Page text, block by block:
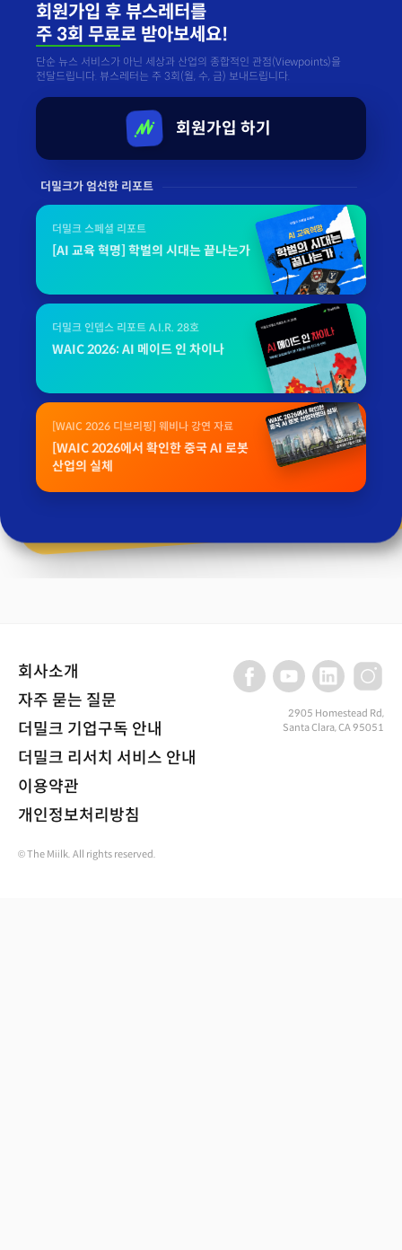
회원가입 후 뷰스레터를
주 3회 무료로 받아보세요!
단순 뉴스 서비스가 아닌 세상과 산업의 종합적인 관점(Viewpoints)을
전달드립니다. 뷰스레터는 주 3회(월, 수, 금) 보내드립니다.
회원가입 하기
더밀크가 엄선한 리포트
더밀크 스페셜 리포트
[AI 교육 혁명] 학벌의 시대는 끝나는가
더밀크 인뎁스 리포트 A.I.R. 28호
WAIC 2026: AI 메이드 인 차이나
[WAIC 2026 디브리핑] 웨비나 강연 자료
[WAIC 2026에서 확인한 중국 AI 로봇
산업의 실체
회사소개
자주 묻는 질문
더밀크 기업구독 안내
더밀크 리서치 서비스 안내
이용약관
개인정보처리방침
2905 Homestead Rd,
Santa Clara, CA 95051
© The Miilk. All rights reserved.